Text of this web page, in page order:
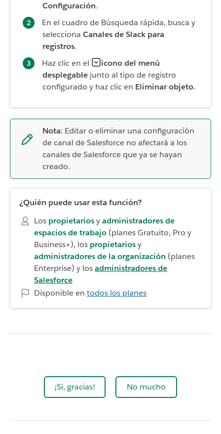
Configuración.
En el cuadro de Búsqueda rápida, busca y
selecciona Canales de Slack para
registros.
Haz clic en el
ícono del menú
desplegable junto al tipo de registro
configurado y haz clic en Eliminar objeto.
Nota: Editar o eliminar una configuración
de canal de Salesforce no afectará a los
canales de Salesforce que ya se hayan
creado.
¿Quién puede usar esta función?
Los propietariosyadministradores de
espacios de trabajo (planes Gratuito, Pro y
Business+), los propietariosy
administradores de la organización (planes
Enterprise) y losadministradores de
Salesforce
Disponible en todos los planes
¡Sí, gracias! No mucho